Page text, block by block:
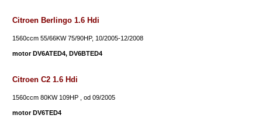
Citroen Berlingo 1.6 Hdi
1560ccm 55/66KW 75/90HP, 10/2005-12/2008
motor DV6ATED4, DV6BTED4
Citroen C2 1.6 Hdi
1560ccm 80KW 109HP , od 09/2005
motor DV6TED4